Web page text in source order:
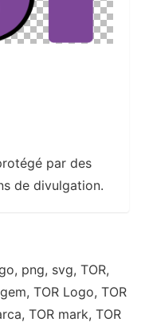
par des
de divulgation.
png, svg, TOR,
TOR Logo, TOR
TOR mark, TOR